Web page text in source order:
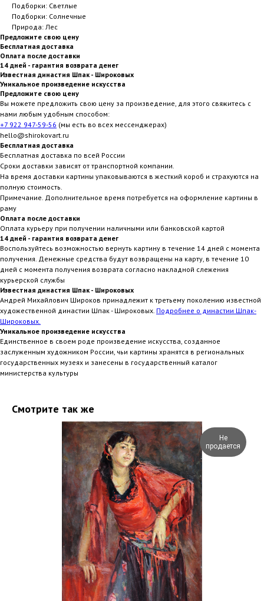
Подборки: Светлые
Подборки: Солнечные
Природа: Лес
Предложите свою цену
Бесплатная доставка
Оплата после доставки
14 дней - гарантия возврата денег
Известная династия Шпак - Широковых
Уникальное произведение искусства
Предложите свою цену
Вы можете предложить свою цену за произведение, для этого свяжитесь с
нами любым удобным способом:
+7 922 947-59-56 (мы есть во всех мессенджерах)
hello@shirokovart.ru
Бесплатная доставка
Бесплатная доставка по всей России
Сроки доставки зависят от транспортной компании.
На время доставки картины упаковываются в жесткий короб и страхуются на
полную стоимость.
Примечание. Дополнительное время потребуется на оформление картины в
раму
Оплата после доставки
Оплата курьеру при получении наличными или банковской картой
14 дней - гарантия возврата денег
Воспользуйтесь возможностью вернуть картину в течение 14 дней с момента
получения. Денежные средства будут возвращены на карту, в течение 10
дней с момента получения возврата согласно накладной слежения
курьерской службы
Известная династия Шпак - Широковых
Андрей Михайлович Широков принадлежит к третьему поколению известной
художественной династии Шпак - Широковых. Подробнее о династии Шпак-
Широковых.
Уникальное произведение искусства
Единственное в своем роде произведение искусства, созданное
заслуженным художником России, чьи картины хранятся в региональных
государственных музеях и занесены в государственный каталог
министерства культуры
Смотрите так же
Не
продается